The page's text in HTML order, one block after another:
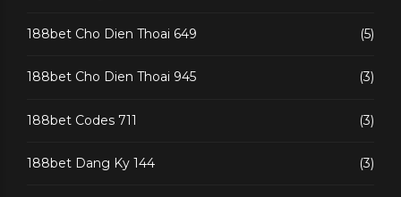
188bet Cho Dien Thoai 649 (5)
188bet Cho Dien Thoai 945 (3)
188bet Codes 711 (3)
188bet Dang Ky 144 (3)